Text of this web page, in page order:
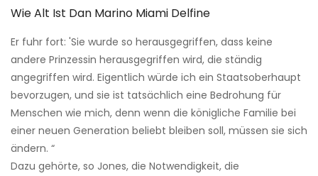
Wie Alt Ist Dan Marino Miami Delfine
Er fuhr fort: 'Sie wurde so herausgegriffen, dass keine
andere Prinzessin herausgegriffen wird, die ständig
angegriffen wird. Eigentlich würde ich ein Staatsoberhaupt
bevorzugen, und sie ist tatsächlich eine Bedrohung für
Menschen wie mich, denn wenn die königliche Familie bei
einer neuen Generation beliebt bleiben soll, müssen sie sich
ändern. “
Dazu gehörte, so Jones, die Notwendigkeit, die